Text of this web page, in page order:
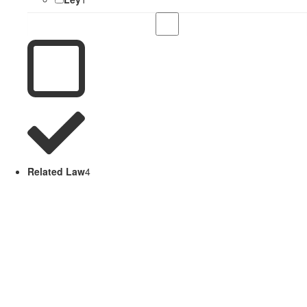
Related Law4